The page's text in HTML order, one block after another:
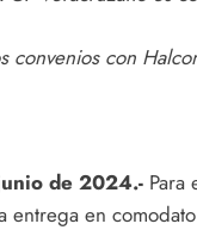
convenios con
de 2024.- Para
entrega en